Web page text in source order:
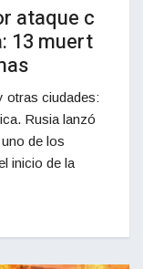
ataque c
13 muert
otras ciudades:
Rusia lanzó
de los
inicio de la